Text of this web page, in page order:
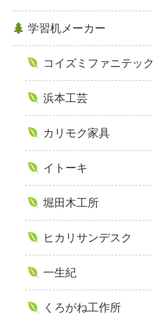
学習机メーカー
コイズミファニテック
浜本工芸
カリモク家具
イトーキ
堀田木工所
ヒカリサンデスク
一生紀
くろがね工作所